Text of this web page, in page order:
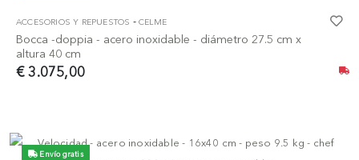
ACCESORIOS Y REPUESTOS -CELME
Bocca -doppia - acero inoxidable - diámetro 27.5 cm x
altura 40 cm
€ 3.075,00
Envío gratis